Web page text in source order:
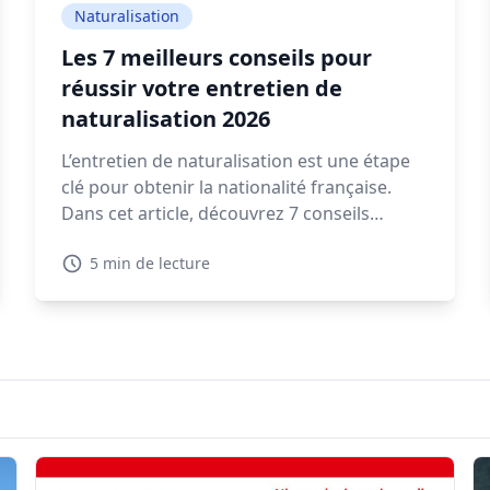
Naturalisation
Les 7 meilleurs conseils pour
réussir votre entretien de
naturalisation 2026
L’entretien de naturalisation est une étape
clé pour obtenir la nationalité française.
Dans cet article, découvrez 7 conseils
en préfecture et répondre sereinement aux
5 min de lecture